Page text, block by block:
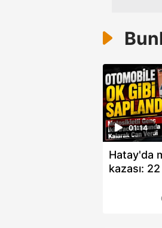
6698
01:14
Hatay'da
kazası:
hayatını